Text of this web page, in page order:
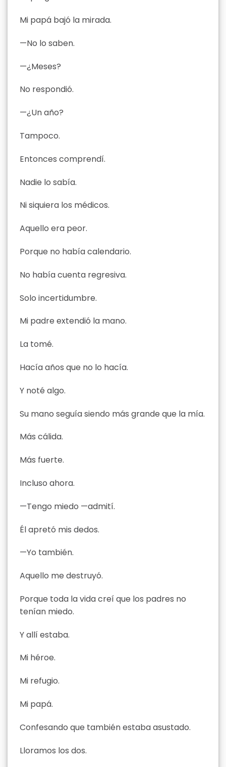
Mi papá bajó la mirada.
—No lo saben.
—¿Meses?
No respondió.
—¿Un año?
Tampoco.
Entonces comprendí.
Nadie lo sabía.
Ni siquiera los médicos.
Aquello era peor.
Porque no había calendario.
No había cuenta regresiva.
Solo incertidumbre.
Mi padre extendió la mano.
La tomé.
Hacía años que no lo hacía.
Y noté algo.
Su mano seguía siendo más grande que la mía.
Más cálida.
Más fuerte.
Incluso ahora.
—Tengo miedo —admití.
Él apretó mis dedos.
—Yo también.
Aquello me destruyó.
Porque toda la vida creí que los padres no
tenían miedo.
Y allí estaba.
Mi héroe.
Mi refugio.
Mi papá.
Confesando que también estaba asustado.
Lloramos los dos.